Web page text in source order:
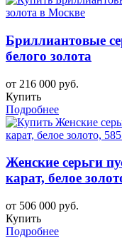
Бриллиантовые
белого золота
от 216 000 руб.
Купить
Подробнее
Женские серьги
карат, белое
от 506 000 руб.
Купить
Подробнее